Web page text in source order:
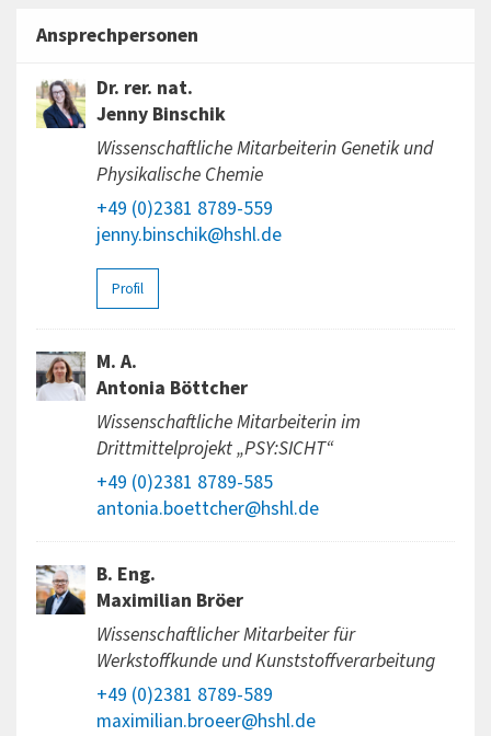
Ansprechpersonen
Dr. rer. nat.
Jenny Binschik
Wissenschaftliche Mitarbeiterin Genetik und
Physikalische Chemie
+49 (0)2381 8789-559
jenny.binschik@hshl.de
Profil
M. A.
Antonia Böttcher
Wissenschaftliche Mitarbeiterin im
Drittmittelprojekt „PSY:SICHT“
+49 (0)2381 8789-585
antonia.boettcher@hshl.de
B. Eng.
Maximilian Bröer
Wissenschaftlicher Mitarbeiter für
Werkstoffkunde und Kunststoffverarbeitung
+49 (0)2381 8789-589
maximilian.broeer@hshl.de